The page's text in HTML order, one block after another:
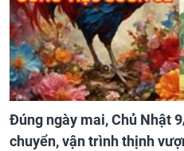
Đúng ngày mai, Chủ Nhật
chuyển, vận trình thịnh